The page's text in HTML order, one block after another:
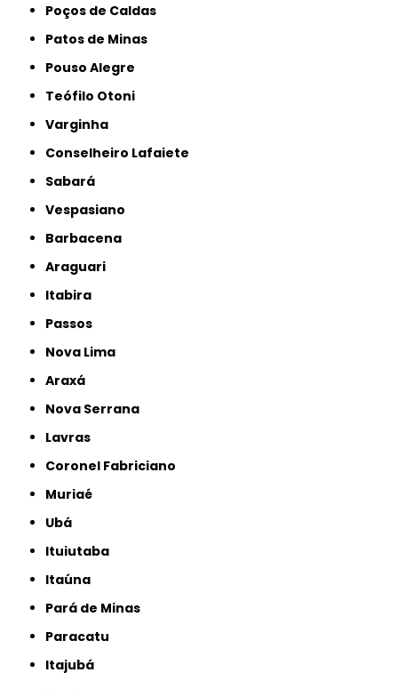
Poços de Caldas
Patos de Minas
Pouso Alegre
Teófilo Otoni
Varginha
Conselheiro Lafaiete
Sabará
Vespasiano
Barbacena
Araguari
Itabira
Passos
Nova Lima
Araxá
Nova Serrana
Lavras
Coronel Fabriciano
Muriaé
Ubá
Ituiutaba
Itaúna
Pará de Minas
Paracatu
Itajubá